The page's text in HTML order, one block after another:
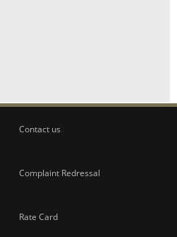
Contact us
Complaint Redressal
Rate Card